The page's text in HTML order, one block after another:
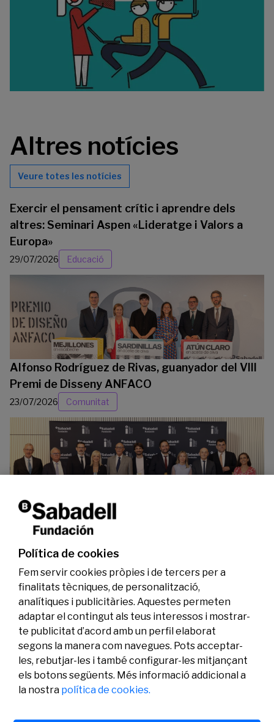
Altres notícies
Veure totes les notícies
Exercir el pensament crític i aprendre dels
altres: Seminari Aspen «Lideratge i Valors a
Europa»
29/07/2026 Educació
Alfonso Rodríguez de Rivas, guanyador del VIII
Premi de Disseny ANFACO
23/07/2026 Comunitat
La Fundació Banc Sabadell reconeix a dos
investigadors en els àmbits de l’edició del
genoma i l’energia neta
Legal
Avís legal
Activitat
Convocatòries
Social
Política de cookies
Fem servir cookies pròpies i de tercers per a
finalitats tècniques, de personalització,
analítiques i publicitàries. Aquestes permeten
adaptar el contingut als teus interessos i mostrar-
te publicitat d’acord amb un perfil elaborat
segons la manera com navegues. Pots acceptar-
les, rebutjar-les i també configurar-les mitjançant
els botons següents. Més informació addicional a
la nostra política de cookies.